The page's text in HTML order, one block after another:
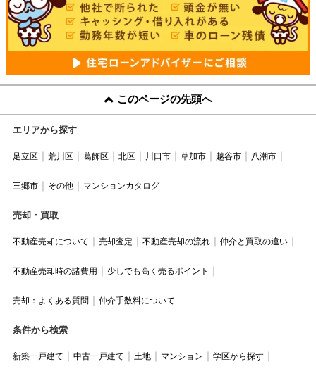
このページの先頭へ
エリアから探す
足立区 荒川区 葛飾区 北区 川口市 草加市 越谷市 八潮市
三郷市 その他 マンションカタログ
売却・買取
不動産売却について 売却査定 不動産売却の流れ 仲介と買取の違い
不動産売却時の諸費用 少しでも高く売るポイント
売却：よくある質問 仲介手数料について
条件から検索
新築一戸建て 中古一戸建て 土地 マンション 学区から探す